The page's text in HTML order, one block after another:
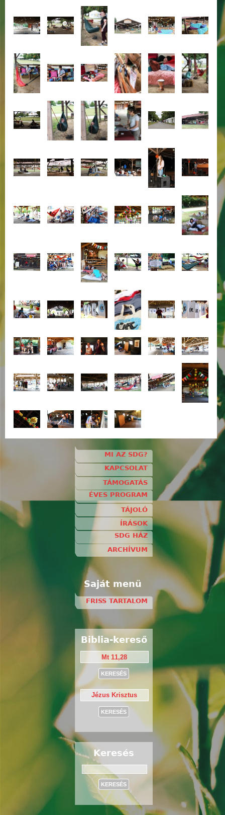
MI AZ SDG?
KAPCSOLAT
TÁMOGATÁS
ÉVES PROGRAM
TÁJOLÓ
ÍRÁSOK
SDG HÁZ
ARCHÍVUM
Saját menü
FRISS TARTALOM
Biblia-kereső
Keresés